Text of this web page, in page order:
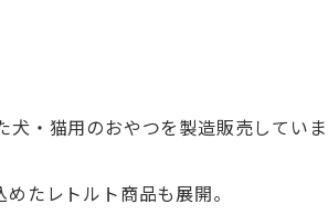
犬・ 猫用のおやつを製造販売してい
たレトルト商品も展開。